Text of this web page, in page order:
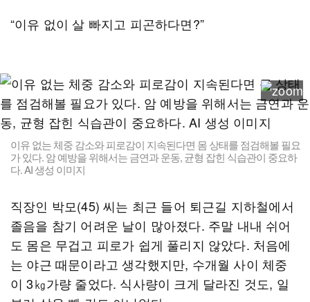
“이유 없이 살 빠지고 피곤하다면?”
이유 없는 체중 감소와 피로감이 지속된다면 몸 상태를 점검해볼 필요
가 있다. 암 예방을 위해서는 금연과 운동, 균형 잡힌 식습관이 중요하
다. AI 생성 이미지
직장인 박모(45) 씨는 최근 들어 퇴근길 지하철에서
졸음을 참기 어려운 날이 많아졌다. 주말 내내 쉬어
도 몸은 무겁고 피로가 쉽게 풀리지 않았다. 처음에
는 야근 때문이라고 생각했지만, 수개월 사이 체중
이 3㎏가량 줄었다. 식사량이 크게 달라진 것도, 일